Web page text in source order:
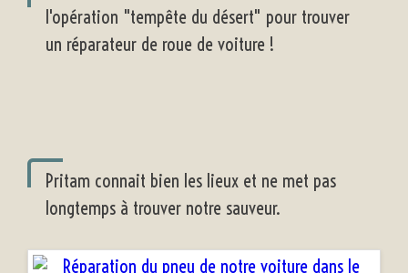
l'opération "tempête du désert" pour trouver
un réparateur de roue de voiture !
Pritam connait bien les lieux et ne met pas
longtemps à trouver notre sauveur.